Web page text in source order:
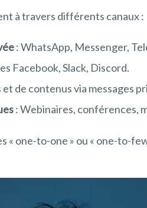
à travers différents canaux :
: WhatsApp, Messenger,
Facebook, Slack, Discord.
de contenus via messages
: Webinaires, conférences,
« one-to-one » ou « one-to-